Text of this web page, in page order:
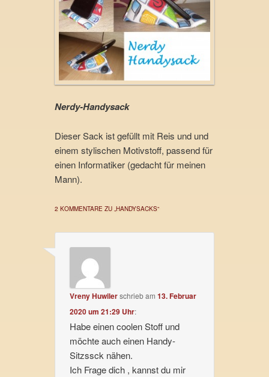
Nerdy-Handysack
Dieser Sack ist gefüllt mit Reis und und
einem stylischen Motivstoff, passend für
einen Informatiker (gedacht für meinen
Mann).
2 KOMMENTARE ZU „HANDYSACKS“
Vreny Huwiler schriebam13. Februar
2020 um 21:29 Uhr:
Habe einen coolen Stoff und
möchte auch einen Handy-
Sitzssck nähen.
Ich Frage dich , kannst du mir